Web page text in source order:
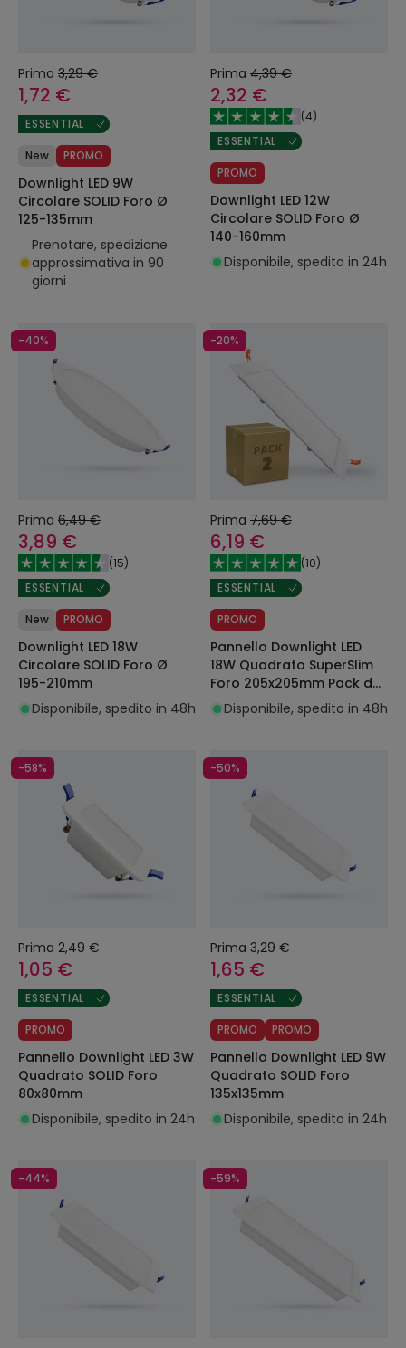
Prima 3,29 €
1,72 €
ESSENTIAL
New PROMO
Downlight LED 9W
Circolare SOLID Foro Ø
125-135mm
Prenotare, spedizione
approssimativa in 90
giorni
Prima 4,39 €
2,32 €
(4)
ESSENTIAL
PROMO
Downlight LED 12W
Circolare SOLID Foro Ø
140-160mm
Disponibile, spedito in 24h
-40%
Prima 6,49 €
3,89 €
(15)
ESSENTIAL
New PROMO
Downlight LED 18W
Circolare SOLID Foro Ø
195-210mm
Disponibile, spedito in 48h
-20%
Prima 7,69 €
6,19 €
(10)
ESSENTIAL
PROMO
Pannello Downlight LED
18W Quadrato SuperSlim
Foro 205x205mm Pack da
2 Unità
Disponibile, spedito in 48h
-58%
Prima 2,49 €
1,05 €
ESSENTIAL
PROMO
Pannello Downlight LED 3W
Quadrato SOLID Foro
80x80mm
Disponibile, spedito in 24h
-50%
Prima 3,29 €
1,65 €
ESSENTIAL
PROMO PROMO
Pannello Downlight LED 9W
Quadrato SOLID Foro
135x135mm
Disponibile, spedito in 24h
-44% -59%